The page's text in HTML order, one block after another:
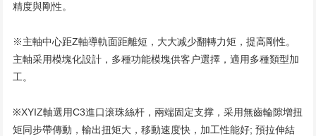
精度與剛性。
※主軸中心距Z軸導軌面距離短，大大减少翻轉力矩，提高剛性。
主軸采用模塊化設計，多種功能模塊供客户選擇，適用多種類型加
工。
※XYIZ軸選用C3進口滚珠絲杆，兩端固定支撑，采用無齒輪隙增扭
矩同步帶傳動，輸出扭矩大，移動速度快，加工性能好; 預拉伸結